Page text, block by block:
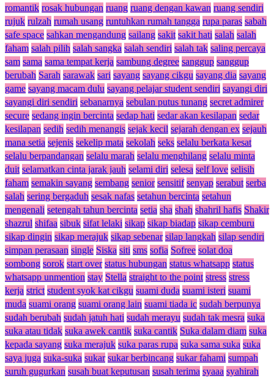
romantik rosak hubungan ruang ruang dengan kawan ruang sendiri
rujuk rulzah rumah usang runtuhkan rumah tangga rupa paras sabah
safe space sahkan mengandung sailang sakit sakit hati salah salah
faham salah pilih salah sangka salah sendiri salah tak saling percaya
sam sama sama tempat kerja sambung degree sanggup sanggup
berubah Sarah sarawak sari sayang sayang cikgu sayang dia sayang
game sayang macam dulu sayang pelajar student sendiri sayangi diri
sayangi diri sendiri sebanarnya sebulan putus tunang secret admirer
secure sedang ingin bercinta sedap hati sedar akan kesilapan sedar
kesilapan sedih sedih menangis sejak kecil sejarah dengan ex sejauh
mana setia sejenis sekelip mata sekolah seks selalu berkata kesat
selalu berpandangan selalu marah selalu menghilang selalu minta
duit selamatkan cinta jarak jauh selami diri selesa self love selisih
faham semakin sayang sembang senior sensitif senyap serabut serba
salah sering bergaduh sesak nafas setahun bercinta setahun
mengenali setengah tahun bercinta setia sha shah shahril hafis Shakir
shazrul shifaa sibuk sifat lelaki sikap sikap biadap sikap cemburu
sikap dingin sikap merajuk sikap sebenar silap langkah silap sendiri
simpan perasaan single Siska siti sms sofia Sofree solat doa
sombong sorok start over status hubungan status whatsapp status
whatsapp unmention stay Stella straight to the point stress stress
kerja strict student syok kat cikgu suami duda suami isteri suami
muda suami orang suami orang lain suami tiada ic sudah berpunya
sudah berubah sudah jatuh hati sudah merayu sudah tak mesra suka
suka atau tidak suka awek cantik suka cantik Suka dalam diam suka
kepada sayang suka merajuk suka paras rupa suka sama suka suka
saya juga suka-suka sukar sukar berbincang sukar fahami sumpah
suruh gugurkan susah buat keputusan susah terima syaaa syahirah